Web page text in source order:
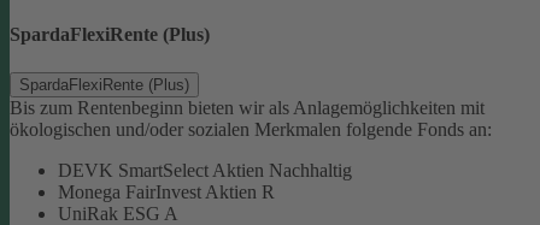
SpardaFlexiRente (Plus)
SpardaFlexiRente (Plus)
Bis zum Rentenbeginn bieten wir als Anlagemöglichkeiten mit
ökologischen und/oder sozialen Merkmalen folgende Fonds an:
DEVK SmartSelect Aktien Nachhaltig
Monega FairInvest Aktien R
UniRak ESG A